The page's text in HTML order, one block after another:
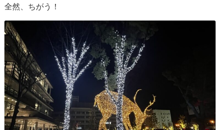
全然、ちがう！